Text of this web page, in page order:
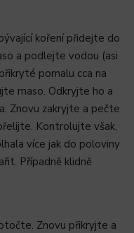
koření přidejte do
a podlejte vodou (asi
pomalu cca na
maso. Odkryjte ho a
Znovu zakryjte a pečte
Kontrolujte však,
více jak do poloviny
Případně klidně
Znovu přikryjte a